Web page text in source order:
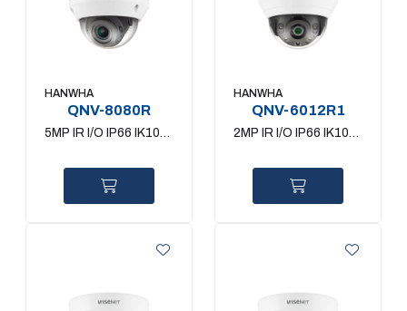
HANWHA
QNV-8080R
5MP IR I/O IP66 IK10
HANWHA
QNV-6012R1
2MP IR I/O IP66 IK10